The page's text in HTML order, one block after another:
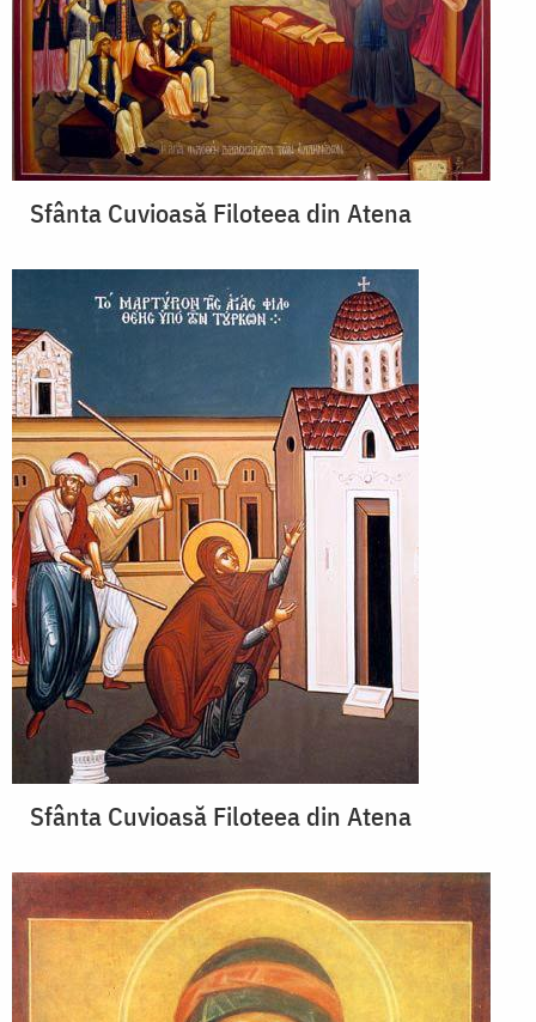
Sfânta Cuvioasă Filoteea din Atena
Sfânta Cuvioasă Filoteea din Atena